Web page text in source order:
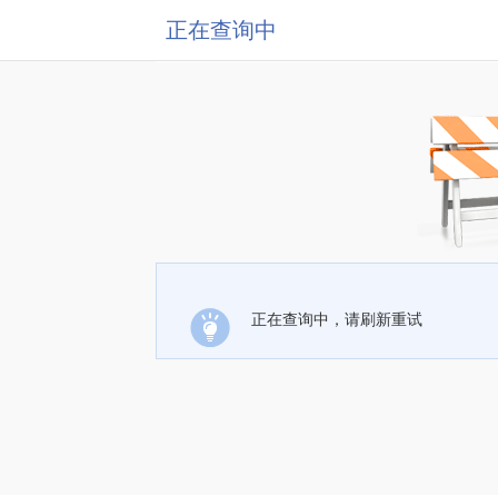
正在查询中
正在查询中，请刷新重试